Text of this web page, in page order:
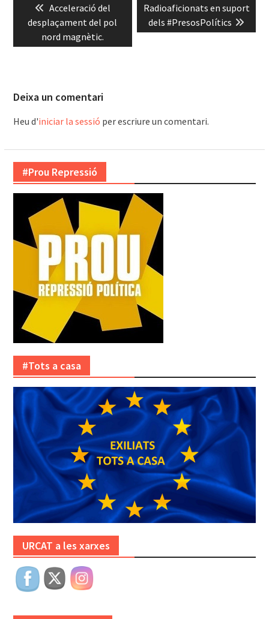
d'entradesPrevious
post:
Acceleració del
desplaçament del pol
nord magnètic.
Next
post:
Radioaficionats en suport
dels #PresosPolítics
Deixa un comentari
Heu d'iniciar la sessió per escriure un comentari.
#Prou Repressió
#Tots a casa
URCAT a les xarxes